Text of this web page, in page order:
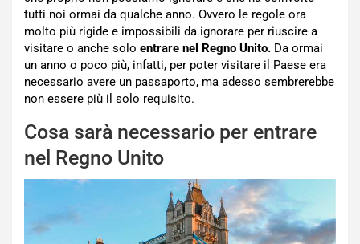
tutti noi ormai da qualche anno. Ovvero le regole ora
molto più rigide e impossibili da ignorare per riuscire a
visitare o anche solo entrare nel Regno Unito. Da ormai
un anno o poco più, infatti, per poter visitare il Paese era
necessario avere un passaporto, ma adesso sembrerebbe
non essere più il solo requisito.
Cosa sarà necessario per entrare
nel Regno Unito